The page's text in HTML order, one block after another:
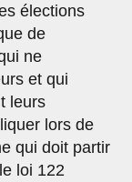
élections
de
ne
et qui
leurs
lors de
qui doit partir
loi 122